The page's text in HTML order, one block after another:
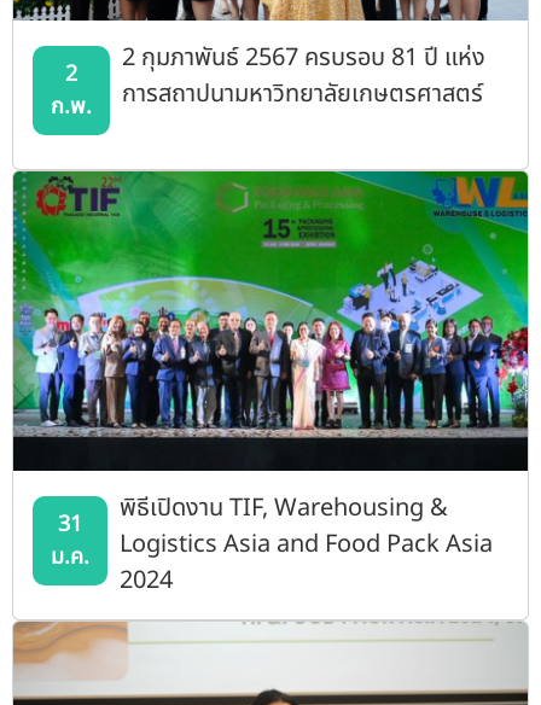
2
ก.พ.
2 กุมภาพันธ์ 2567 ครบรอบ 81 ปี แห่ง
การสถาปนามหาวิทยาลัยเกษตรศาสตร์
31
ม.ค.
พิธีเปิดงาน TIF, Warehousing &
Logistics Asia and Food Pack Asia
2024